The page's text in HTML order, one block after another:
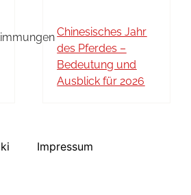
Chinesisches Jahr
des Pferdes –
Bedeutung und
Ausblick für 2026
Impressum